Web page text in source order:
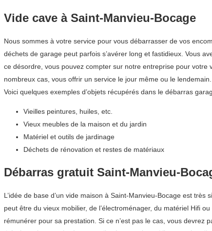
Vide cave à Saint-Manvieu-Bocage
Nous sommes à votre service pour vous débarrasser de vos
déchets de garage peut parfois s’avérer long et fastidieux. Vous
ce désordre, vous pouvez compter sur notre entreprise pour
nombreux cas, vous offrir un service le jour même ou le lendemain.
Voici quelques exemples d’objets récupérés dans le débarras
Vieilles peintures, huiles, etc.
Vieux meubles de la maison et du jardin
Matériel et outils de jardinage
Déchets de rénovation et restes de matériaux
Débarras gratuit Saint-Manvieu-
L’idée de base d’un vide maison à Saint-Manvieu-Bocage est
peut être du vieux mobilier, de l’électroménager, du matériel Hifi
rémunérer pour sa prestation. Si ce n’est pas le cas, vous devrez